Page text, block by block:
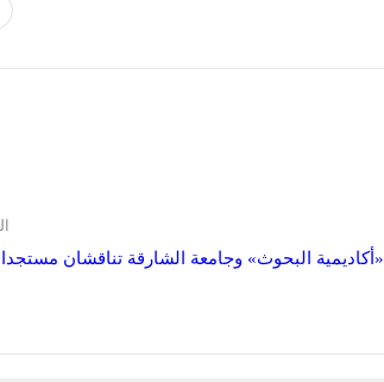
«أكاديمية البحوث» وجامعة الشارقة تناقشان